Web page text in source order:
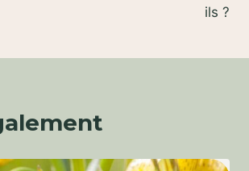
ils ?